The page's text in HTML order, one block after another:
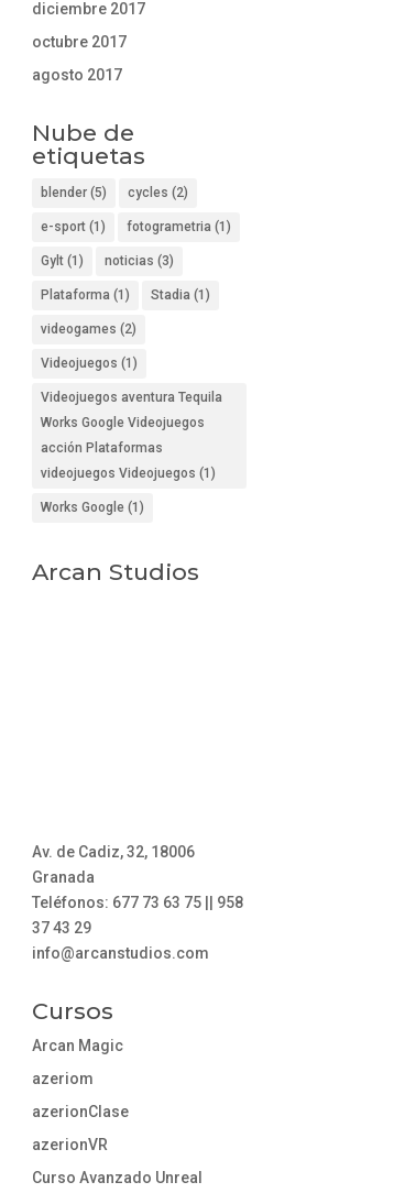
diciembre 2017
octubre 2017
agosto 2017
Nube de
etiquetas
blender (5) cycles (2)
e-sport (1) fotogrametria (1)
Gylt (1) noticias (3)
Plataforma (1) Stadia (1)
videogames (2)
Videojuegos (1)
Videojuegos aventura Tequila
Works Google Videojuegos
acción Plataformas
videojuegos Videojuegos (1)
Works Google (1)
Arcan Studios
Av. de Cadiz, 32, 18006
Granada
Teléfonos: 677 73 63 75 || 958
37 43 29
info@arcanstudios.com
Cursos
Arcan Magic
azeriom
azerionClase
azerionVR
Curso Avanzado Unreal